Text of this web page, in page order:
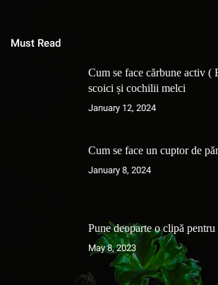
Must Read
Cum se face cărbune activ (
scoici și cochilii melci
January 12, 2024
Cum se face un cuptor de
January 8, 2024
Pune deoparte o clipă pentru
May 8, 2023